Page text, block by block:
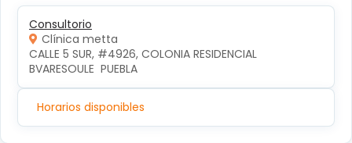
Consultorio
Clínica metta
CALLE 5 SUR, #4926, COLONIA RESIDENCIAL
BVARESOULE  PUEBLA
Horarios disponibles